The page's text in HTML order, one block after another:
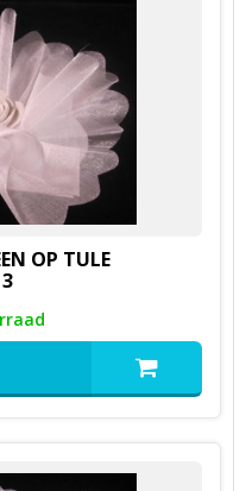
OP TULE